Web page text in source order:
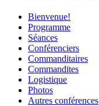
Bienvenue!
Programme
Séances
Conférenciers
Commanditaires
Commandites
Logistique
Photos
Autres conférences